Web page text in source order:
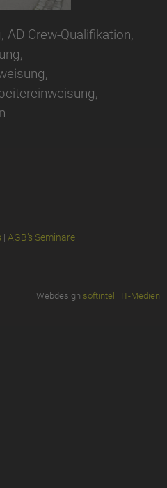
Crew-Qualifikation,
| AGB’s Seminare
Webdesign softintelli IT-Medien